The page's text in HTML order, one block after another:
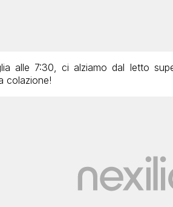
alle 7:30, ci alziamo dal letto
colazione!